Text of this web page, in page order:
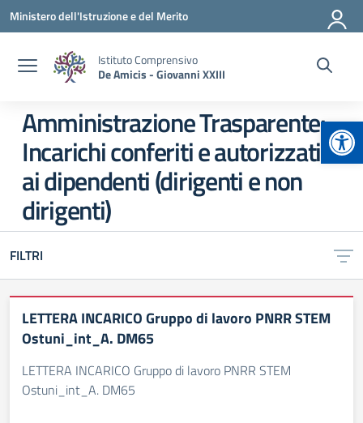
Vai ai contenuti
Vai al menu di navigazione
Vai al footer
Ministero dell'Istruzione e del Merito
Istituto Comprensivo
De Amicis - Giovanni XXIII
Amministrazione Trasparente:
Incarichi conferiti e autorizzati
ai dipendenti (dirigenti e non
dirigenti)
FILTRI
LETTERA INCARICO Gruppo di lavoro PNRR STEM
Ostuni_int_A. DM65
LETTERA INCARICO Gruppo di lavoro PNRR STEM
Ostuni_int_A. DM65